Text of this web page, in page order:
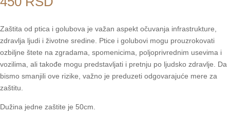
ocene kupca
Zaštita od ptica i golubova je važan aspekt očuvanja infrastrukture,
zdravlja ljudi i životne sredine. Ptice i golubovi mogu prouzrokovati
ozbiljne štete na zgradama, spomenicima, poljoprivrednim usevima i
vozilima, ali takođe mogu predstavljati i pretnju po ljudsko zdravlje. Da
bismo smanjili ove rizike, važno je preduzeti odgovarajuće mere za
zaštitu.
Dužina jedne zaštite je 50cm.